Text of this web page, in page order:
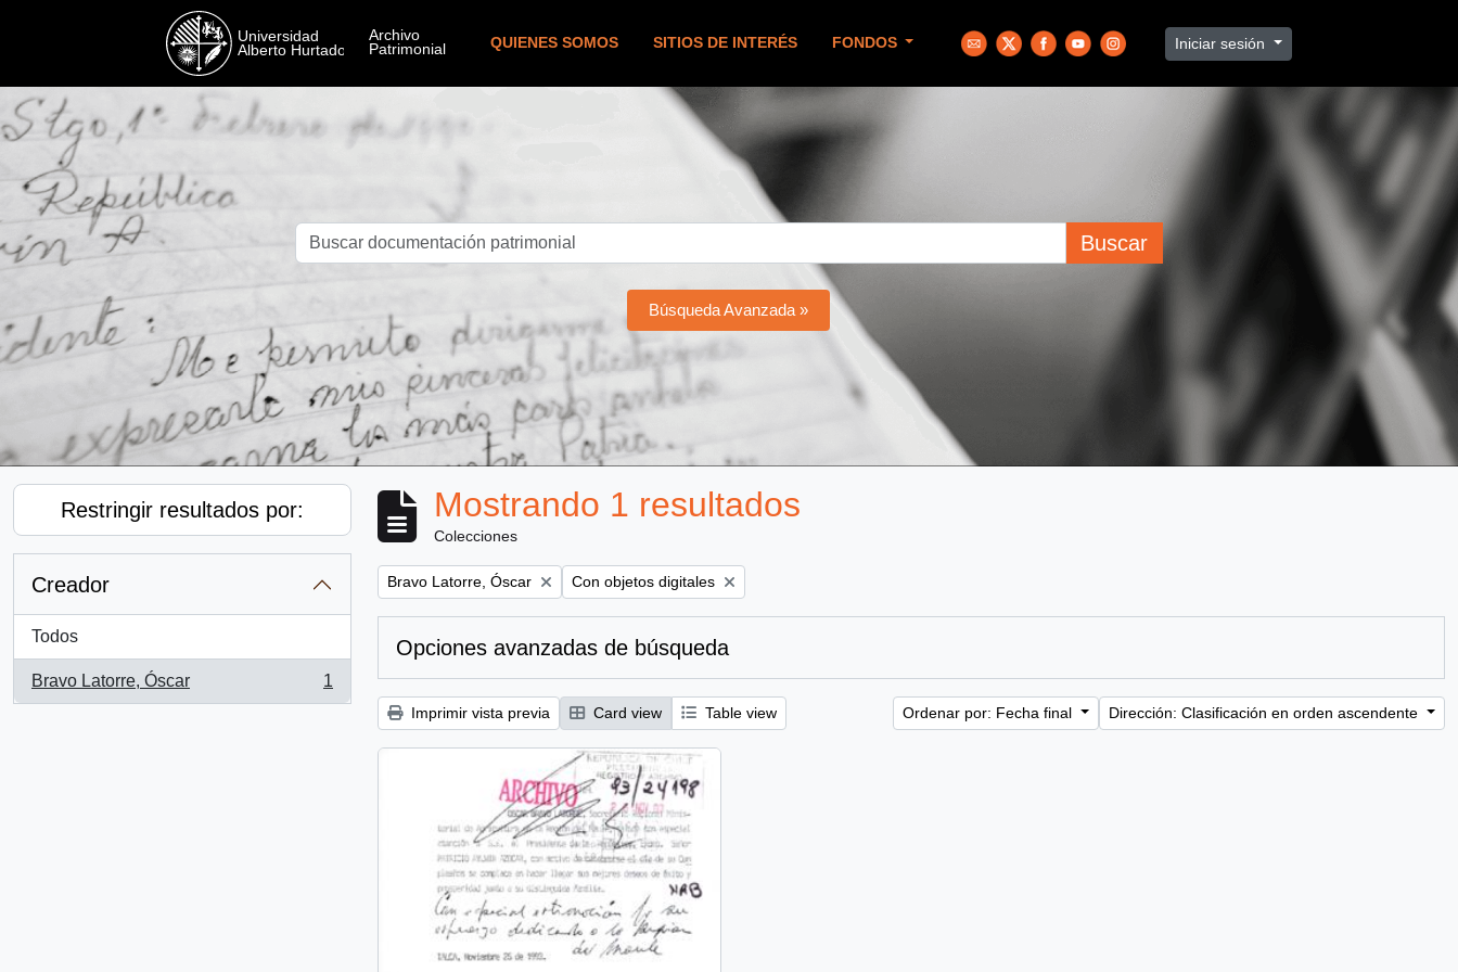
QUIENES SOMOS SITIOS DE INTERÉS FONDOS Iniciar sesión
Buscar
Búsqueda Avanzada »
Restringir resultados por:
Creador
Todos
Bravo Latorre, Óscar
, 1 resultados
1
Mostrando 1 resultados
Colecciones
Remove filter:
Bravo Latorre, Óscar Remove filter:
Con objetos digitales
Opciones avanzadas de búsqueda
Imprimir vista previa Card view Table view Ordenar por: Fecha final Dirección: Clasificación en orden ascendente